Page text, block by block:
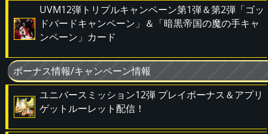
UVM12弾トリプルキャンペーン第1弾＆第2弾「ゴッ
ドバードキャンペーン」＆「暗黒帝国の魔の手キャ
ンペーン」カード
ボーナス情報/キャンペーン情報
ユニバースミッション12弾 プレイボーナス＆アプリ
ゲットルーレット配信！